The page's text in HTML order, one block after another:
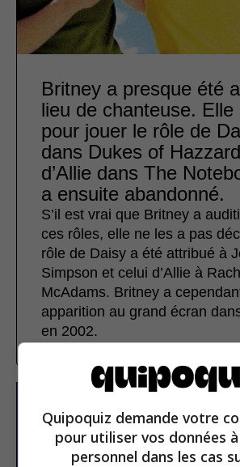
Britney a presque été
lieu de chanteuse. Elle
pour jouer le rôle de
dans Dukes of
d’Allie dans The
a ensuite abandonné.
S’il est vrai que Britney a
ces rôles, elle ne les a pas
rôle de Daisy a été attribué à
Simpson et celui d’Allie à
McAdams. Britney a
apparition au grand écran
en 2002.
S’inscrire à la
Quipoquiz demande votre
pour utiliser vos données
personnel dans les cas